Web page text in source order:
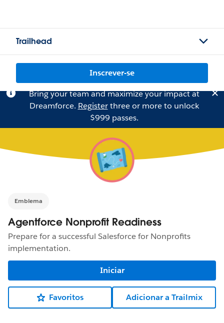
Trailhead
Inscrever-se
Bring your team and maximize your impact at
Dreamforce. Registerthree or more to unlock
$999 passes.
Emblema
Agentforce Nonprofit Readiness
Prepare for a successful Salesforce for Nonprofits
implementation.
Iniciar
Favoritos Adicionar a Trailmix